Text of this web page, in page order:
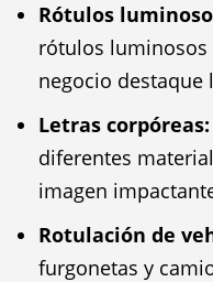
Rótulos
rótulos
negocio destaque
Letras corpóreas:
diferentes
imagen
Rotulación de
furgonetas y